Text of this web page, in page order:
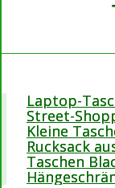
Laptop-
Street-
Kleine
Rucksack
Taschen